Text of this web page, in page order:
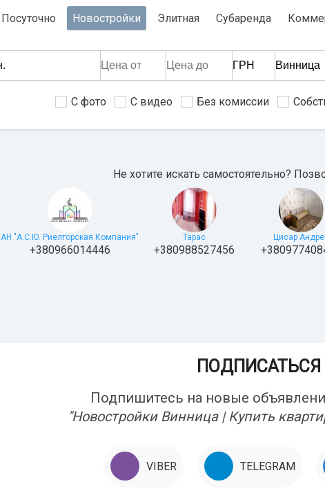
Посуточно Новостройки Элитная Субаренда
С фото С видео Без комиссии
Не хотите искать самостоятельно?
АН "А.С.Ю. Риелторская Компания"
+380966014446
Тарас
+380988527456
Цисар
ПОДПИСАТЬСЯ
Подпишитесь на новые
"Новостройки Винница | Купить
VIBER TELEGRAM